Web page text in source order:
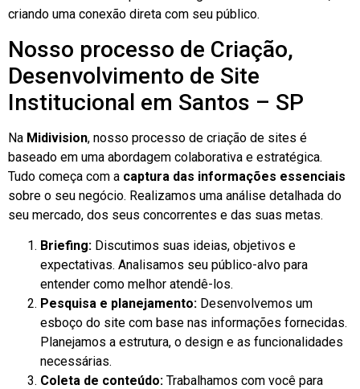
criando uma conexão direta com seu público.
Nosso processo de Criação,
Desenvolvimento de Site
Institucional em Santos – SP
Na Midivision, nosso processo de criação de sites é
baseado em uma abordagem colaborativa e estratégica.
Tudo começa com a captura das informações essenciais
sobre o seu negócio. Realizamos uma análise detalhada do
seu mercado, dos seus concorrentes e das suas metas.
Briefing: Discutimos suas ideias, objetivos e
expectativas. Analisamos seu público-alvo para
entender como melhor atendê-los.
Pesquisa e planejamento: Desenvolvemos um
esboço do site com base nas informações fornecidas.
Planejamos a estrutura, o design e as funcionalidades
necessárias.
Coleta de conteúdo: Trabalhamos com você para